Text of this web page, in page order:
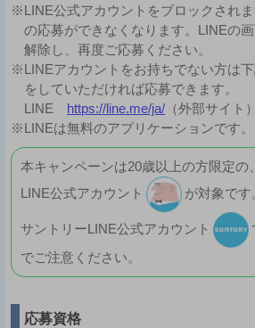
※LINE公式アカウントをブロックされ
の応募ができなくなります。LINEの
解除し、再度ご応募ください。
※LINEアカウントをお持ちでない方は
をしていただければ応募できます。
LINE https://line.me/ja/ （外部サイト）
※LINEは無料のアプリケーションです。
本キャンペーンは20歳以上の方限定の
LINE公式アカウント
が対象です
サントリーLINE公式アカウント
でご注意ください。
応募資格